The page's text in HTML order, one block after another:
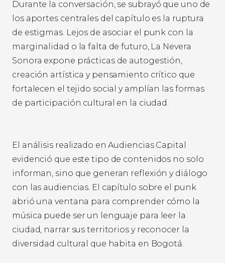
Durante la conversación, se subrayó que uno de
los aportes centrales del capítulo es la ruptura
de estigmas. Lejos de asociar el punk con la
marginalidad o la falta de futuro, La Nevera
Sonora expone prácticas de autogestión,
creación artística y pensamiento crítico que
fortalecen el tejido social y amplían las formas
de participación cultural en la ciudad.
El análisis realizado en Audiencias Capital
evidenció que este tipo de contenidos no solo
informan, sino que generan reflexión y diálogo
con las audiencias. El capítulo sobre el punk
abrió una ventana para comprender cómo la
música puede ser un lenguaje para leer la
ciudad, narrar sus territorios y reconocer la
diversidad cultural que habita en Bogotá.